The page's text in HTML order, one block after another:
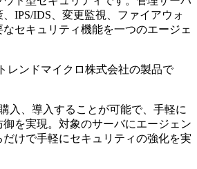
IPS/IDS、変更監視、ファイアウォ
セキュリティ機能を一つのエージェ
レンドマイクロ株式会社の製品で
入、導入することが可能で、手軽に
を実現。対象のサーバにエージェン
だけで手軽にセキュリティの強化を実